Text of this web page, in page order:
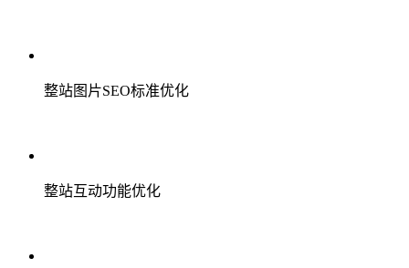
整站图片SEO标准优化
整站互动功能优化